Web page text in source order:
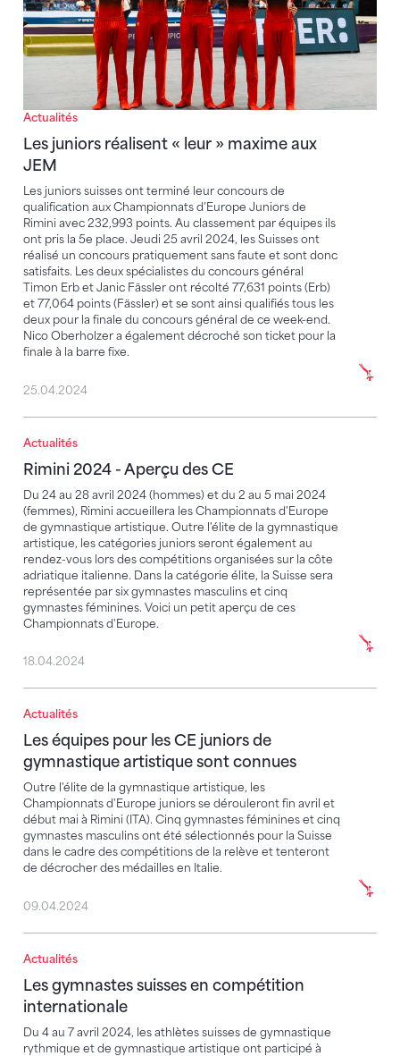
Actualités
Les juniors réalisent « leur » maxime aux
JEM
Les juniors suisses ont terminé leur concours de
qualification aux Championnats d’Europe Juniors de
Rimini avec 232,993 points. Au classement par équipes ils
ont pris la 5e place. Jeudi 25 avril 2024, les Suisses ont
réalisé un concours pratiquement sans faute et sont donc
satisfaits. Les deux spécialistes du concours général
Timon Erb et Janic Fässler ont récolté 77,631 points (Erb)
et 77,064 points (Fässler) et se sont ainsi qualifiés tous les
deux pour la finale du concours général de ce week-end.
Nico Oberholzer a également décroché son ticket pour la
finale à la barre fixe.
25.04.2024
Actualités
Rimini 2024 - Aperçu des CE
Du 24 au 28 avril 2024 (hommes) et du 2 au 5 mai 2024
(femmes), Rimini accueillera les Championnats d'Europe
de gymnastique artistique. Outre l'élite de la gymnastique
artistique, les catégories juniors seront également au
rendez-vous lors des compétitions organisées sur la côte
adriatique italienne. Dans la catégorie élite, la Suisse sera
représentée par six gymnastes masculins et cinq
gymnastes féminines. Voici un petit aperçu de ces
Championnats d'Europe.
Rimini 2024 - Aperçu des CE
18.04.2024
Actualités
Les équipes pour les CE juniors de
gymnastique artistique sont connues
Outre l'élite de la gymnastique artistique, les
Championnats d'Europe juniors se dérouleront fin avril et
début mai à Rimini (ITA). Cinq gymnastes féminines et cinq
gymnastes masculins ont été sélectionnés pour la Suisse
dans le cadre des compétitions de la relève et tenteront
de décrocher des médailles en Italie.
Les équipes pour les CE juniors de gymnastique
09.04.2024
Actualités
Les gymnastes suisses en compétition
internationale
Du 4 au 7 avril 2024, les athlètes suisses de gymnastique
rythmique et de gymnastique artistique ont participé à
Les gymnastes suisses en compétition internationale